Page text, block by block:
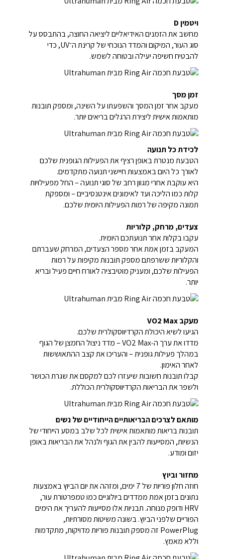
ויטמין D
מחשב את הזמנים האידיאליים ליציאה החוצה, בהתבסס על
סוג העור, המיקום והמדד הנוכחי של קרינת ה־UV, כדי
להבטיח חשיפה יעילה ובטוחה לשמש.
זמן מסך
מעקב אחר זמן המסך והשפעתו על השינה, ומספק תובנות
מותאמות אישית ליצירת הרגלים בריאים יותר.
לכידת כל תנועה
הטבעת מנטרת באופן רציף את הפעילות הגופנית שלכם
לאורך כל היום באמצעות חיישני תנועה מתקדמים.
היא עוקבת אחרי מגוון רחב של סוגי תנועה – החל מפעילויות
קלות כמו הליכה ועד לאימונים אינטנסיביים – ומספקת
תמונה מקיפה של רמות הפעילות היומית שלכם.
צעדים, מרחק, קלוריות
עקבו בקלות אחר תנועתכם היומית.
המעקב בזמן אמת אחר מספר הצעדים, המרחק שעברתם
והקלוריות ששרפתם מספק תובנות מקיפות על רמות
הפעילות שלכם, ומעניק מוטיבציה לאורח חיים פעיל ובריא
יותר.
מעקב VO2 Max
הגיעו לשיא היכולת הקרדיווסקולרית שלכם.
מדדו את ערך ה‑VO2 Max – מדד ניצול החמצן של הגוף
במהלך פעילות גופנית – והעריכו את קצב ההתאוששות
לאחר האימון.
קבלו תובנות חשובות שיעזרו לכם למקסם את שגרת הכושר
ולשפר את הבריאות הקרדיווסקולרית הכוללת.
מותאם לצרכים הבריאותיים הייחודיים של נשים
תובנות בריאות מותאמות אישית לכל שלב במסע הייחודי של
הנשיות, המסייעות להבין את הגוף ולנהל את הבריאות באופן
יזום ומודע.
מחזור וביוץ
חוזה חלון פוריות של 7 ימים, ומזהה את יום הביוץ באמצעות
נתונים בזמן אמת ממדדים ביולוגיים כמו טמפרטורת עור,
HRV ודופק מנוחה. תבניות אלו מסייעות להעריך את הימים
הפוריים שלפני הביוץ. בשונה משיטות מסורתיות,
PowerPlug זה מספק תובנות פוריות מדויקות, מתקדמות
וללא מאמץ.